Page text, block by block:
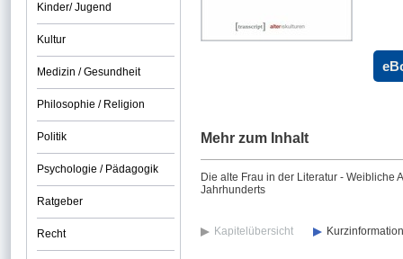
Mehr zum Inhalt
Die alte Frau in der Literatur - Weibliche
Jahrhunderts
Kapitelübersicht Kurzinformation
Kinder/ Jugend
Kultur
Medizin / Gesundheit
Philosophie / Religion
Politik
Psychologie / Pädagogik
Ratgeber
Recht